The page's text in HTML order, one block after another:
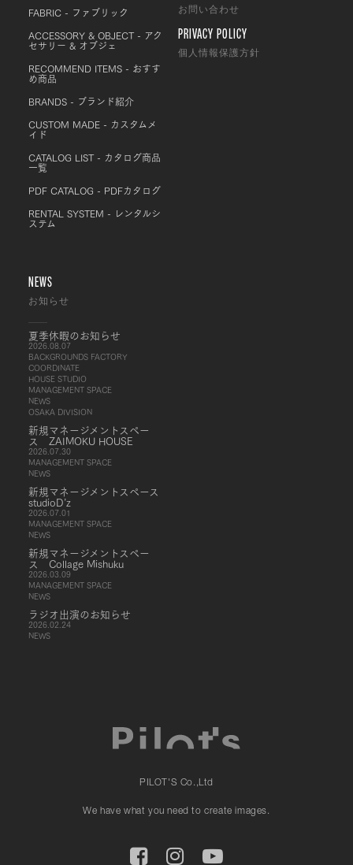
FABRIC - ファブリック
ACCESSORY & OBJECT - アク
セサリー & オブジェ
RECOMMEND ITEMS - おすす
め商品
BRANDS - ブランド紹介
CUSTOM MADE - カスタムメ
イド
CATALOG LIST - カタログ商品
一覧
PDF CATALOG - PDFカタログ
RENTAL SYSTEM - レンタルシ
ステム
お問い合わせ
PRIVACY POLICY
個人情報保護方針
NEWS
お知らせ
夏季休暇のお知らせ
2026.08.07
BACKGROUNDS FACTORY
COORDINATE
HOUSE STUDIO
MANAGEMENT SPACE
NEWS
OSAKA DIVISION
新規マネージメントスペー
ス ZAIMOKU HOUSE
2026.07.30
MANAGEMENT SPACE
NEWS
新規マネージメントスペース
studioD’z
2026.07.01
MANAGEMENT SPACE
NEWS
新規マネージメントスペー
ス Collage Mishuku
2026.03.09
MANAGEMENT SPACE
NEWS
ラジオ出演のお知らせ
2026.02.24
NEWS
PILOT'S Co.,Ltd
We have what you need to create images.